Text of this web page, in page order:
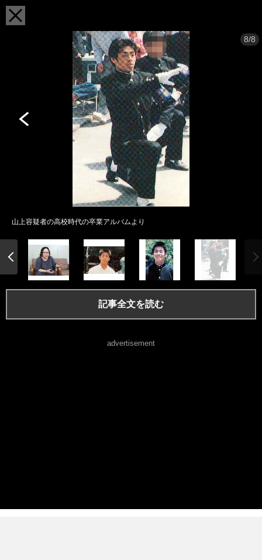
8/8
山上容疑者の高校時代の卒業アルバムより
記事全文を読む
advertisement